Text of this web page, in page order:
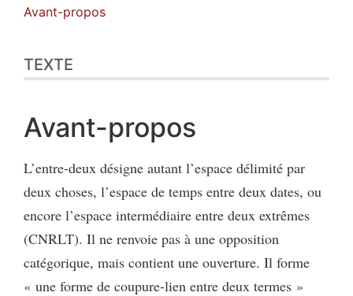
Citer cet article
Avant-propos
TEXTE
Avant-propos
L’entre-deux désigne autant l’espace délimité par
deux choses, l’espace de temps entre deux dates, ou
encore l’espace intermédiaire entre deux extrêmes
(CNRLT). Il ne renvoie pas à une opposition
catégorique, mais contient une ouverture. Il forme
« une forme de coupure-lien entre deux termes »